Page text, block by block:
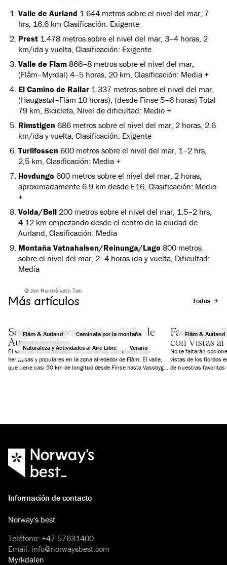
Valle de Aurland 1.644 metros sobre el nivel del mar, 7
hrs, 16,6 km Clasificación: Exigente
Prest 1.478 metros sobre el nivel del mar, 3–4 horas, 2
km/ida y vuelta, Clasificación: Exigente
Valle de Flam 866–8 metros sobre el nivel del mar,
(Flåm–Myrdal) 4–5 horas, 20 km, Clasificación: Media +
El Camino de Rallar 1.337 metros sobre el nivel del mar,
(Haugastøl–Flåm 10 horas), (desde Finse 5–6 horas) Total
79 km, Bicicleta, Nivel de dificultad: Medio +
Rimstigen 686 metros sobre el nivel del mar, 2 horas, 2.6
km/ida y vuelta, Clasificación: Exigente
Turlifossen 600 metros sobre el nivel del mar, 1–2 hrs,
2,5 km, Clasificación: Media +
Hovdungo 600 metros sobre el nivel del mar, 2 horas,
aproximadamente 6.9 km desde E16, Clasificación: Medio
+
Volda/Bell 200 metros sobre el nivel del mar, 1.5–2 hrs,
4.12 km empezando desde el centro de la ciudad de
Aurland, Clasificación: Media
Montaña Vatnahalsen/Reinunga/Lago 800 metros
sobre el nivel del mar, 2–4 horas ida y vuelta, Dificultad:
Media
© Jon Hunnålvatn Tøn
Más artículos Todos los
Flåm & Aurland
Caminata por la montaña
Naturaleza y Actividades al Aire Libre
Verano
Senderismo por el Salvaje Valle de
Aurlandsdalen
El valle de Aurlandsdalen es una de las caminatas más
hermosas y populares en la zona alrededor de Flåm. El valle,
que tiene casi 50 km de longitud desde Finse hasta Vassbygdi
Flåm & Aurland
Fantásticas
con Vistas
No te faltarán
vistas de los fiordos
de nuestras favoritas
Información de contacto
Norway's best
Teléfono: +47 57631400
Email: info@norwaysbest.com
Myrkdalen